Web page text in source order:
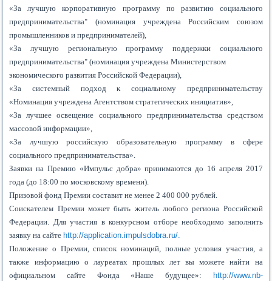
«За лучшую корпоративную программу по развитию социального
предпринимательства" (номинация учреждена Российским союзом
промышленников и предпринимателей),
«За лучшую региональную программу поддержки социального
предпринимательства" (номинация учреждена Министерством
экономического развития Российской Федерации),
«За системный подход к социальному предпринимательству
«Номинация учреждена Агентством стратегических инициатив»,
«За лучшее освещение социального предпринимательства средством
массовой информации»,
«За лучшую российскую образовательную программу в сфере
социального предпринимательства».
Заявки на Премию «Импульс добра» принимаются до 16 апреля 2017
года (до 18:00 по московскому времени).
Призовой фонд Премии составит не менее 2 400 000 рублей.
Соискателем Премии может быть житель любого региона Российской
Федерации. Для участия в конкурсном отборе необходимо заполнить
заявку на сайте http://application.impulsdobra.ru/.
Положение о Премии, список номинаций, полные условия участия, а
также информацию о лауреатах прошлых лет вы можете найти на
официальном сайте Фонда «Наше будущее»: http://www.nb-